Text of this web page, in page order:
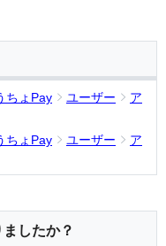
ちょPay ユーザー
ア
ちょPay ユーザー
ア
したか？